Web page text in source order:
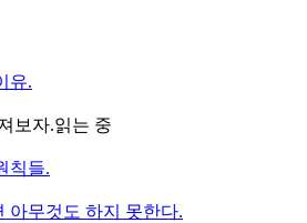
유.
보자.읽는 중
칙들.
아무것도 하지 못한다.